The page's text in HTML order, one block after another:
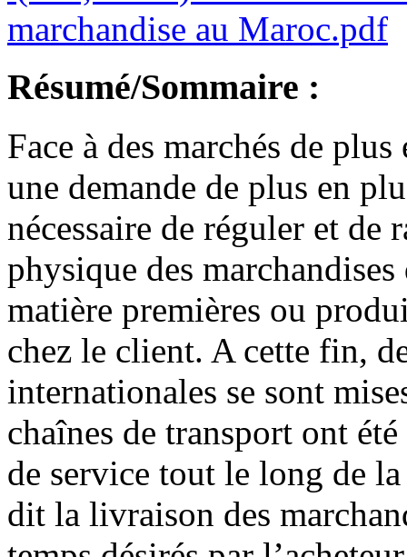
marchandise au Maroc.pdf
Résumé/Sommaire :
Face à des marchés de
une demande de plus en
nécessaire de réguler et
physique des
matière premières ou
chez le client. A cette fin,
internationales se sont
chaînes de transport ont
de service tout le long de
dit la livraison des